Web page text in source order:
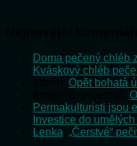
Doma pečený chléb
Kváskový chléb
Opět bohatá
Permakulturisti jsou
Investice do
Lenka „Čerstvé“